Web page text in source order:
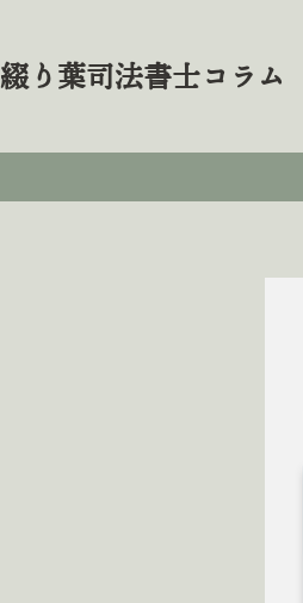
綴り葉司法書士コラム